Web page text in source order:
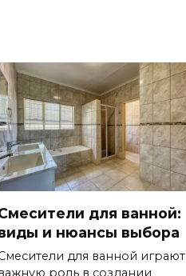
для ванной:
и нюансы выбора
для ванной играют
роль в создании